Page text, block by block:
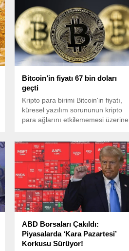
Bitcoin’in fiyatı 67 bin doları
geçti
Kripto para birimi Bitcoin'in fiyatı,
küresel yazılım sorununun kripto
para ağlarını etkilememesi üzerine
ABD Borsaları Çakıldı:
Piyasalarda ‘Kara Pazartesi’
Korkusu Sürüyor!